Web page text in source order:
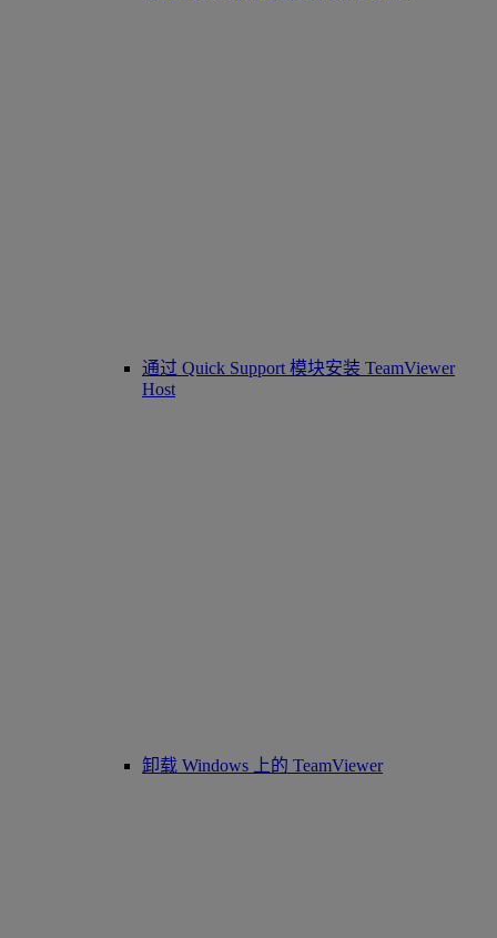
通过 Quick Support 模块安装 TeamViewer
Host
卸载 Windows 上的 TeamViewer